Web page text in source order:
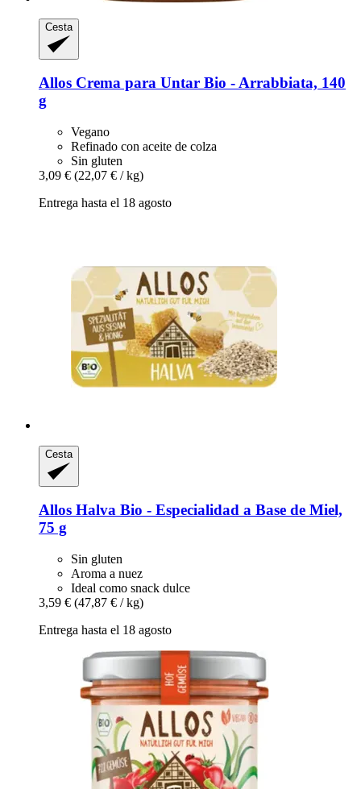
Cesta
Allos Crema para Untar Bio -​ Arrabbiata, 140
g
Vegano
Refinado con aceite de colza
Sin gluten
3,09 € (22,07 € / kg)
Entrega hasta el 18 agosto
Cesta
Allos Halva Bio -​ Especialidad a Base de Miel,
75 g
Sin gluten
Aroma a nuez
Ideal como snack dulce
3,59 € (47,87 € / kg)
Entrega hasta el 18 agosto